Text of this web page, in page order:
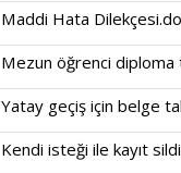
Maddi Hata
Mezun öğrenci
Yatay geçiş için belge
Kendi isteği ile kayıt